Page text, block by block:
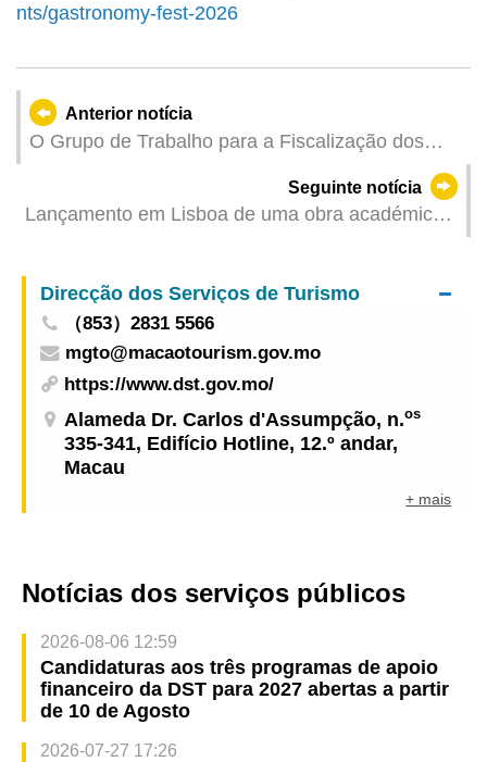
nts/gastronomy-fest-2026
Anterior notícia
O Grupo de Trabalho para a Fiscalização dos
estabilizar os preços dos produtos petrolíferos em
Macau
Seguinte notícia
Lançamento em Lisboa de uma obra académica
Direcção dos Serviços de Turismo
（853）2831 5566
mgto@macaotourism.gov.mo
https://www.dst.gov.mo/
Alameda Dr. Carlos d'Assumpção, n.os
335-341, Edifício Hotline, 12.º andar,
Macau
+ mais
Notícias dos serviços públicos
2026-08-06 12:59
Candidaturas aos três programas de apoio
financeiro da DST para 2027 abertas a partir
de 10 de Agosto
2026-07-27 17:26